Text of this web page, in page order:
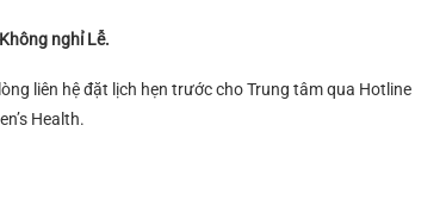
Không nghỉ Lễ.
liên hệ đặt lịch hẹn trước cho Trung tâm qua Hotline
Health.